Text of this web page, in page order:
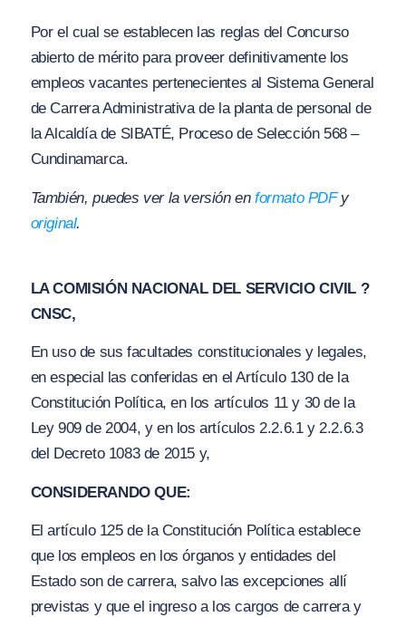
Por el cual se establecen las reglas del Concurso
abierto de mérito para proveer definitivamente los
empleos vacantes pertenecientes al Sistema General
de Carrera Administrativa de la planta de personal de
la Alcaldía de SIBATÉ, Proceso de Selección 568 –
Cundinamarca.
También, puedes ver la versión en formato PDFy
original.
LA COMISIÓN NACIONAL DEL SERVICIO CIVIL ?
CNSC,
En uso de sus facultades constitucionales y legales,
en especial las conferidas en el Artículo 130 de la
Constitución Política, en los artículos 11 y 30 de la
Ley 909 de 2004, y en los artículos 2.2.6.1 y 2.2.6.3
del Decreto 1083 de 2015 y,
CONSIDERANDO QUE:
El artículo 125 de la Constitución Política establece
que los empleos en los órganos y entidades del
Estado son de carrera, salvo las excepciones allí
previstas y que el ingreso a los cargos de carrera y